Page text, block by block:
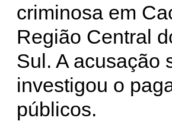
criminosa em
Região Central
Sul. A acusação
investigou o
públicos.